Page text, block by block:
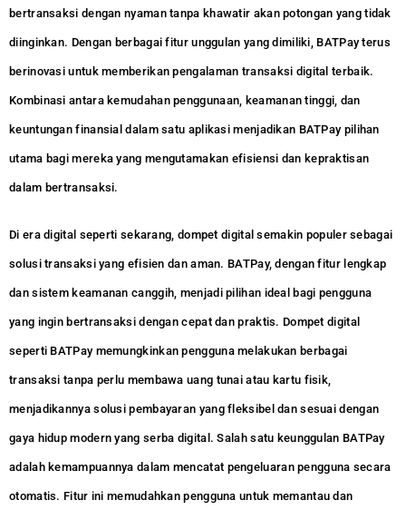
bertransaksi dengan nyaman tanpa khawatir akan potongan yang tidak
diinginkan. Dengan berbagai fitur unggulan yang dimiliki, BATPay terus
berinovasi untuk memberikan pengalaman transaksi digital terbaik.
Kombinasi antara kemudahan penggunaan, keamanan tinggi, dan
keuntungan finansial dalam satu aplikasi menjadikan BATPay pilihan
utama bagi mereka yang mengutamakan efisiensi dan kepraktisan
dalam bertransaksi.
Di era digital seperti sekarang, dompet digital semakin populer sebagai
solusi transaksi yang efisien dan aman. BATPay, dengan fitur lengkap
dan sistem keamanan canggih, menjadi pilihan ideal bagi pengguna
yang ingin bertransaksi dengan cepat dan praktis. Dompet digital
seperti BATPay memungkinkan pengguna melakukan berbagai
transaksi tanpa perlu membawa uang tunai atau kartu fisik,
menjadikannya solusi pembayaran yang fleksibel dan sesuai dengan
gaya hidup modern yang serba digital. Salah satu keunggulan BATPay
adalah kemampuannya dalam mencatat pengeluaran pengguna secara
otomatis. Fitur ini memudahkan pengguna untuk memantau dan